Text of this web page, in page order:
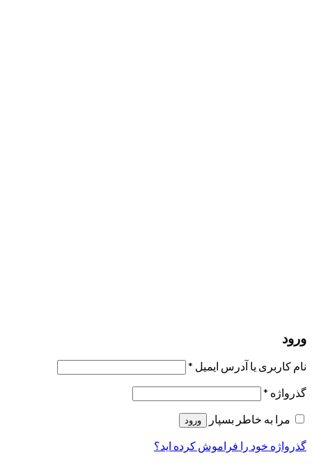
ورود
نام کاربری یا آدرس ایمیل *
گذرواژه *
مرا به خاطر بسپار
ورود
گذرواژه خود را فراموش کرده اید؟